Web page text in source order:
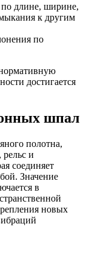
по длине, ширине,
к другим
по
достигается
шпал
полотна,
и
соединяет
Значение
в
новых